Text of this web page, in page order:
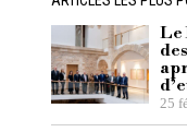
Le
25